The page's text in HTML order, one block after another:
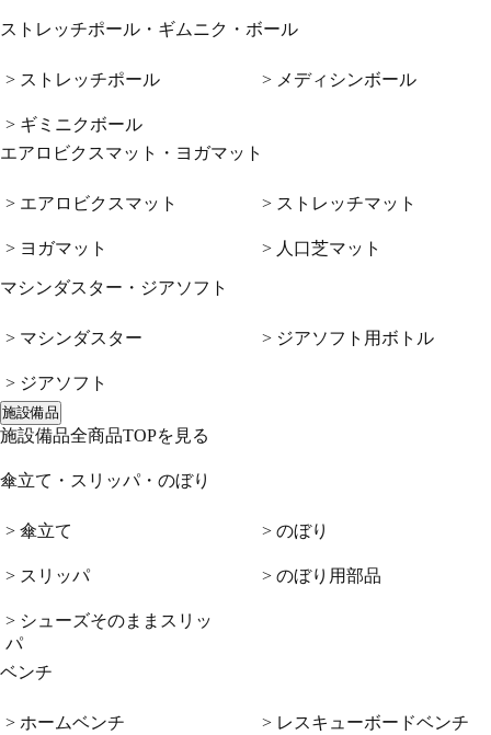
ストレッチポール・ギムニク・ボール
> ストレッチポール
> ギミニクボール
> メディシンボール
エアロビクスマット・ヨガマット
> エアロビクスマット
> ヨガマット
> ストレッチマット
> 人口芝マット
マシンダスター・ジアソフト
> マシンダスター
> ジアソフト
> ジアソフト用ボトル
施設備品
施設備品全商品TOPを見る
傘立て・スリッパ・のぼり
> 傘立て
> スリッパ
> シューズそのままスリッ
パ
> のぼり
> のぼり用部品
ベンチ
> ホームベンチ > レスキューボードベンチ